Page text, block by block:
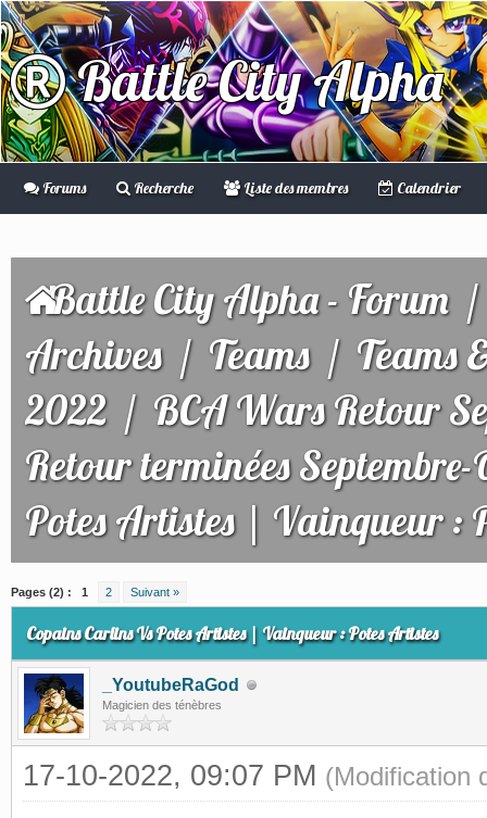
Battle City Alpha
Forums Recherche Liste des membres Calendrier
Battle City Alpha - Forum
Archives/ Teams/ Teams
2022/ BCA Wars Retour
Retour terminées
Potes Artistes | Vainqueur :
Pages (2) : 1 2 Suivant »
Copains Carlins Vs Potes Artistes | Vainqueur : Potes Artistes
_YoutubeRaGod
Magicien des ténèbres
17-10-2022, 09:07 PM (Modification